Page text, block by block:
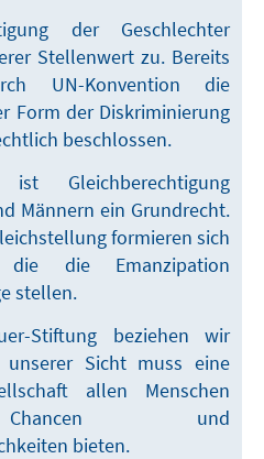
der Geschlechter
Stellenwert zu. Bereits
UN-Konvention die
Form der Diskriminierung
beschlossen.
Gleichberechtigung
Männern ein Grundrecht.
formieren sich
die die Emanzipation
stellen.
Stiftung beziehen wir
Sicht muss eine
allen Menschen
und
bieten.